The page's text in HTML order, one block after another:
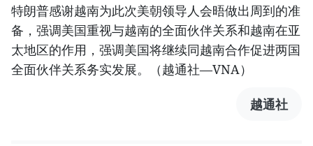
特朗普感谢越南为此次美朝领导人会晤做出周到的准
备，强调美国重视与越南的全面伙伴关系和越南在亚
太地区的作用，强调美国将继续同越南合作促进两国
全面伙伴关系务实发展。（越通社—VNA）
越通社